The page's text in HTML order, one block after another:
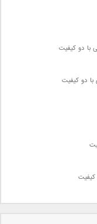
با دو کیفیت
دو کیفیت
کیفیت